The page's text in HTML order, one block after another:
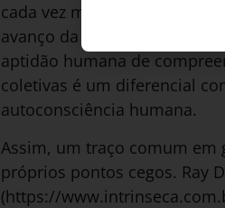
cada vez menores aos
avanço da automação dos
aptidão humana de
coletivas é um diferencial
autoconsciência humana.
Assim, um traço comum em
próprios pontos cegos. Ray
(https://